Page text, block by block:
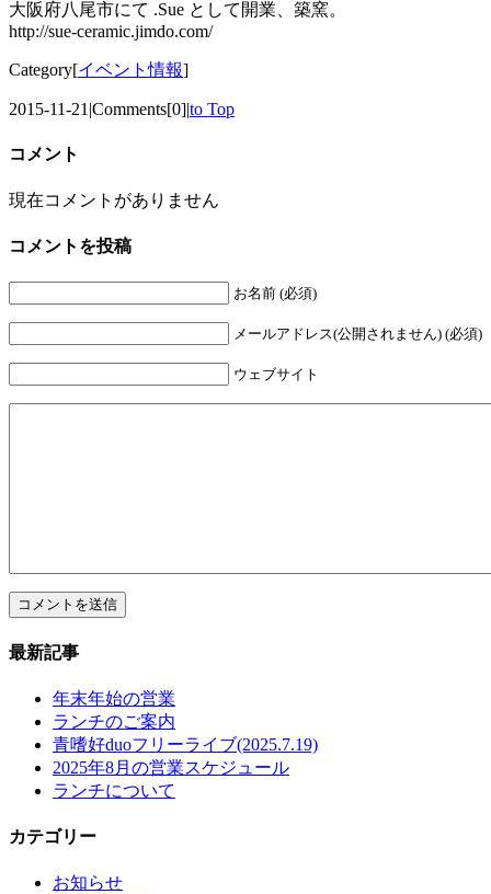
大阪府八尾市にて .Sue として開業、築窯。
http://sue-ceramic.jimdo.com/
Category[イベント情報]
2015-11-21 |Comments[0]|to Top
コメント
現在コメントがありません
コメントを投稿
お名前 (必須)
メールアドレス(公開されません) (必須)
ウェブサイト
最新記事
年末年始の営業
ランチのご案内
青嗜好duoフリーライブ(2025.7.19)
2025年8月の営業スケジュール
ランチについて
カテゴリー
お知らせ